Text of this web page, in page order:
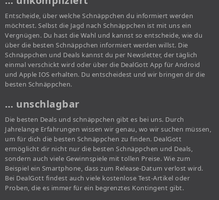
Entscheide, über welche Schnäppchen du informiert werden
möchtest. Selbst die Jagd nach Schnäppchen ist mit uns ein
Vergnügen. Du hast die Wahl und kannst so entscheide, wie du
über die besten Schnäppchen informiert werden willst. Die
Schnäppchen und Deals kannst du per Newsletter, der täglich
einmal verschickt wird oder über die DealGott App für Android
und Apple IOS erhalten. Du entscheidest und wir bringen dir die
besten Schnäppchen.
… unschlagbar
Die besten Deals und schnäppchen gibt es bei uns. Durch
Jahrelange Erfahrungen wissen wir genau, wo wir suchen müssen,
um für dich die besten Schnäppchen zu finden. DealGott
ermöglicht dir nicht nur die besten Schnäppchen und Deals,
sondern auch viele Gewinnspiele mit tollen Preise. Wie zum
Beispiel ein Smartphone, dass zum Release-Datum verlost wird.
Bei DealGott findest auch viele kostenlose Test-Artikel oder
Proben, die es immer für ein begrenztes Kontingent gibt.